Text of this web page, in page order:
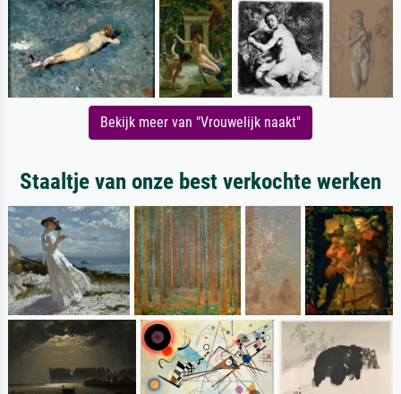
Bekijk meer van "Vrouwelijk naakt"
Staaltje van onze best verkochte werken